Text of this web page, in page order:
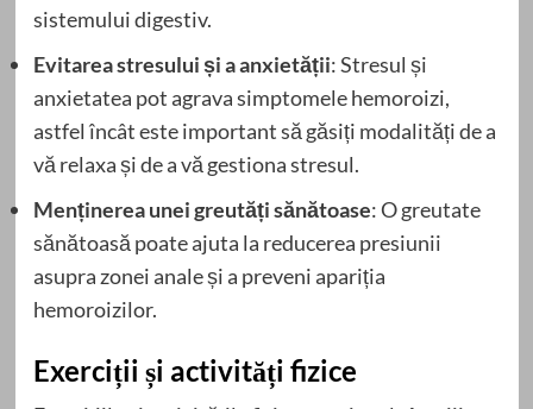
sistemului digestiv.
Evitarea stresului și a anxietății: Stresul și
anxietatea pot agrava simptomele hemoroizi,
astfel încât este important să găsiți modalități de a
vă relaxa și de a vă gestiona stresul.
Menținerea unei greutăți sănătoase: O greutate
sănătoasă poate ajuta la reducerea presiunii
asupra zonei anale și a preveni apariția
hemoroizilor.
Exerciții și activități fizice